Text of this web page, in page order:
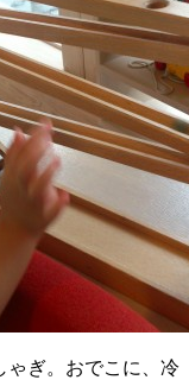
ゃぎ。おでこに、冷